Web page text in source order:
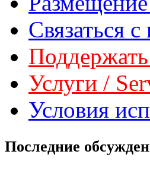
Связаться
Услуги /
Условия
Последние